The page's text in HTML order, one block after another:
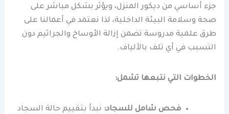
جزء أساسي من ديكور المنزل، ويؤثر بشكل مباشر على
صحة وسلامة البيئة الداخلية، لذا نعتمد في أعمالنا على
طرق علمية مدروسة تضمن إزالة الأوساخ والجراثيم دون
التسبب في أي تلف بالألياف.
الخطوات التي نتبعها تشمل:
فحص شامل للسجاد: نبدأ بتقييم حالة السجاد